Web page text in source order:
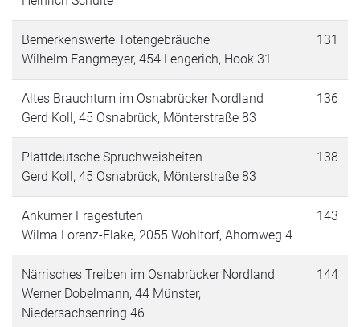
Bemerkenswerte Totengebräuche
Wilhelm Fangmeyer, 454 Lengerich, Hook 31
131
Altes Brauchtum im Osnabrücker Nordland
Gerd Koll, 45 Osnabrück, Mönterstraße 83
136
Plattdeutsche Spruchweisheiten
Gerd Koll, 45 Osnabrück, Mönterstraße 83
138
Ankumer Fragestuten
Wilma Lorenz-Flake, 2055 Wohltorf, Ahornweg 4
143
Närrisches Treiben im Osnabrücker Nordland
Werner Dobelmann, 44 Münster,
Niedersachsenring 46
144